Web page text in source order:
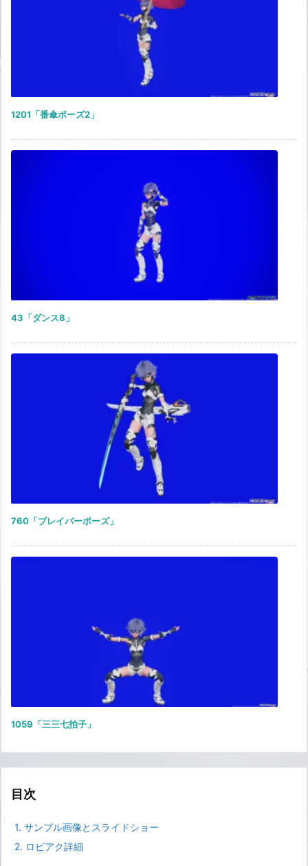
1201「番傘ポーズ2」
43「ダンス8」
760「ブレイバーポーズ」
1059「三三七拍子」
目次
1. サンプル画像とスライドショー
2. ロビアク詳細